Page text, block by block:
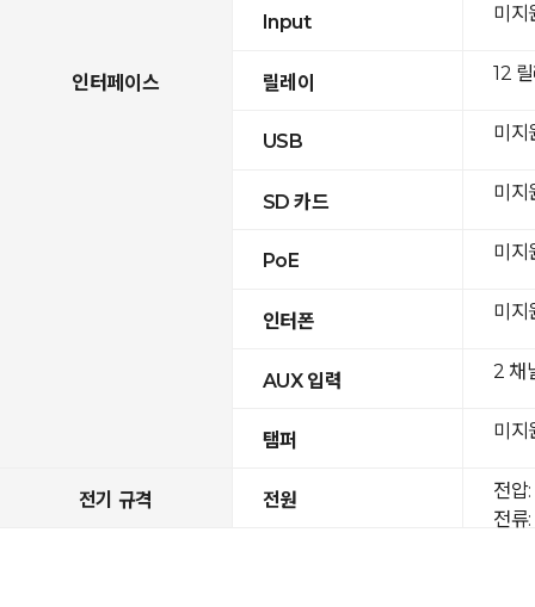
인터페이스
Input
릴레이
USB
SD 카드
PoE
인터폰
AUX 입력
탬퍼
전기 규격 전원
미지
12
미지
미지
미지
미지
2 채
미지
전압
전류